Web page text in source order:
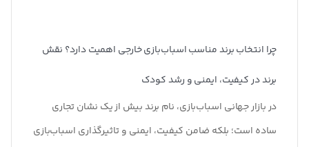
چرا انتخاب برند مناسب اسباب‌بازی خارجی اهمیت دارد؟ نقش
برند در کیفیت، ایمنی و رشد کودک
در بازار جهانی اسباب‌بازی، نام برند بیش از یک نشان تجاری
ساده است؛ بلکه ضامن کیفیت، ایمنی و تاثیرگذاری اسباب‌بازی